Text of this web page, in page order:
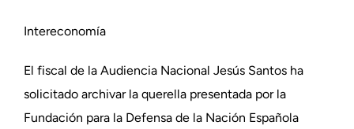
Intereconomía
El fiscal de la Audiencia Nacional Jesús Santos ha
solicitado archivar la querella presentada por la
Fundación para la Defensa de la Nación Española